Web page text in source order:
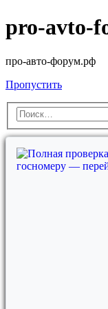
pro-avto-
про-авто-форум.рф
Пропустить